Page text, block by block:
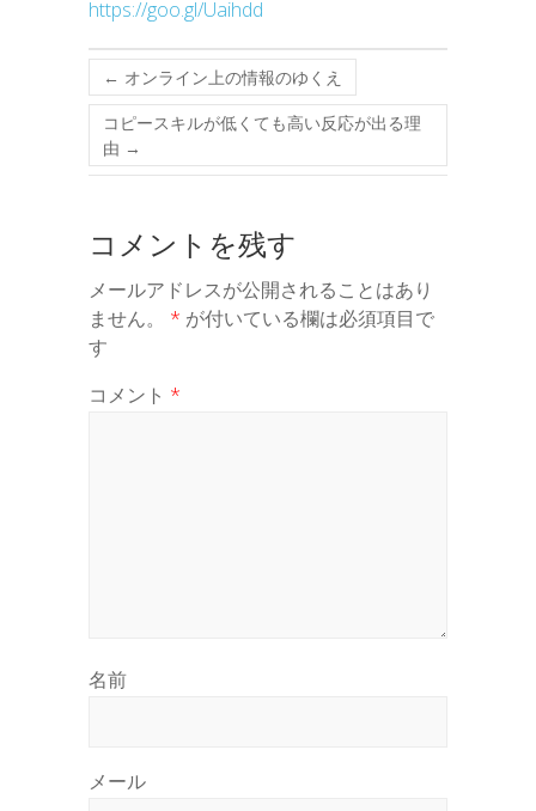
https://goo.gl/Uaihdd
← オンライン上の情報のゆくえ
コピースキルが低くても高い反応が出る理
由 →
コメントを残す
メールアドレスが公開されることはあり
ません。
* が付いている欄は必須項目で
す
コメント *
名前
メール